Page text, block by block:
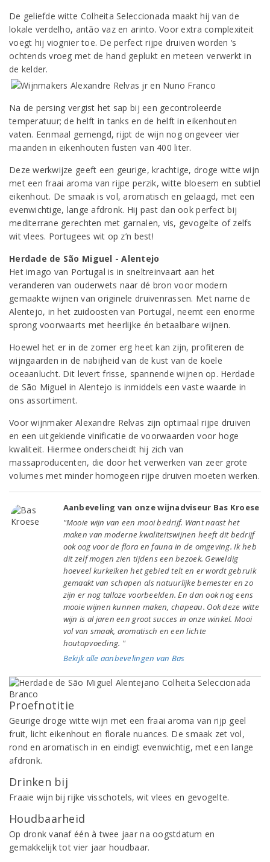
De geliefde witte Colheita Seleccionada maakt hij van de
lokale verdelho, antão vaz en arinto. Voor extra complexiteit
voegt hij viognier toe. De perfect rijpe druiven worden ‘s
ochtends vroeg met de hand geplukt en meteen verwerkt in
de kelder.
Na de persing vergist het sap bij een gecontroleerde
temperatuur; de helft in tanks en de helft in eikenhouten
vaten. Eenmaal gemengd, rijpt de wijn nog ongeveer vier
maanden in eikenhouten fusten van 400 liter.
Deze werkwijze geeft een geurige, krachtige, droge witte wijn
met een fraai aroma van rijpe perzik, witte bloesem en subtiel
eikenhout. De smaak is vol, aromatisch en gelaagd, met een
evenwichtige, lange afdronk. Hij past dan ook perfect bij
mediterrane gerechten met garnalen, vis, gevogelte of zelfs
wit vlees. Portugees wit op z’n best!
Herdade de São Miguel - Alentejo
Het imago van Portugal is in sneltreinvaart aan het
veranderen van ouderwets naar dé bron voor modern
gemaakte wijnen van originele druivenrassen. Met name de
Alentejo, in het zuidoosten van Portugal, neemt een enorme
sprong voorwaarts met heerlijke én betaalbare wijnen.
Hoewel het er in de zomer erg heet kan zijn, profiteren de
wijngaarden in de nabijheid van de kust van de koele
oceaanlucht. Dit levert frisse, spannende wijnen op. Herdade
de São Miguel in Alentejo is inmiddels een vaste waarde in
ons assortiment.
Voor wijnmaker Alexandre Relvas zijn optimaal rijpe druiven
en een uitgekiende vinificatie de voorwaarden voor hoge
kwaliteit. Hiermee onderscheidt hij zich van
massaproducenten, die door het verwerken van zeer grote
volumes met minder homogeen rijpe druiven moeten werken.
Aanbeveling van onze wijnadviseur Bas Kroese
"Mooie wijn van een mooi bedrijf. Want naast het
maken van moderne kwaliteitswijnen heeft dit bedrijf
ook oog voor de flora en fauna in de omgeving. Ik heb
dit zelf mogen zien tijdens een bezoek. Geweldig
hoeveel kurkeiken het gebied telt en er wordt gebruik
gemaakt van schapen als natuurlijke bemester en zo
zijn er nog talloze voorbeelden. En dan ook nog eens
mooie wijnen kunnen maken, chapeau. Ook deze witte
wijn is al jaren een groot succes in onze winkel. Mooi
vol van smaak, aromatisch en een lichte
houtopvoeding. "
Bekijk alle aanbevelingen van Bas
Proefnotitie
Geurige droge witte wijn met een fraai aroma van rijp geel
fruit, licht eikenhout en florale nuances. De smaak zet vol,
rond en aromatisch in en eindigt evenwichtig, met een lange
afdronk.
Drinken bij
Fraaie wijn bij rijke visschotels, wit vlees en gevogelte.
Houdbaarheid
Op dronk vanaf één à twee jaar na oogstdatum en
gemakkelijk tot vier jaar houdbaar.